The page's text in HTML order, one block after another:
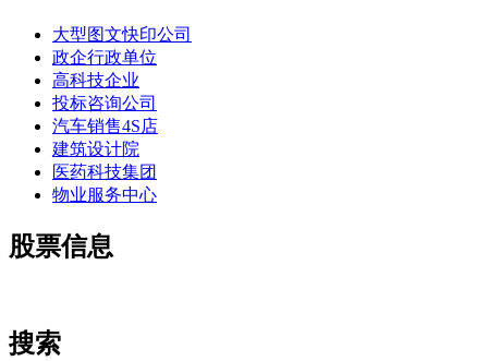
大型图文快印公司
政企行政单位
高科技企业
投标咨询公司
汽车销售4S店
建筑设计院
医药科技集团
物业服务中心
股票信息
搜索